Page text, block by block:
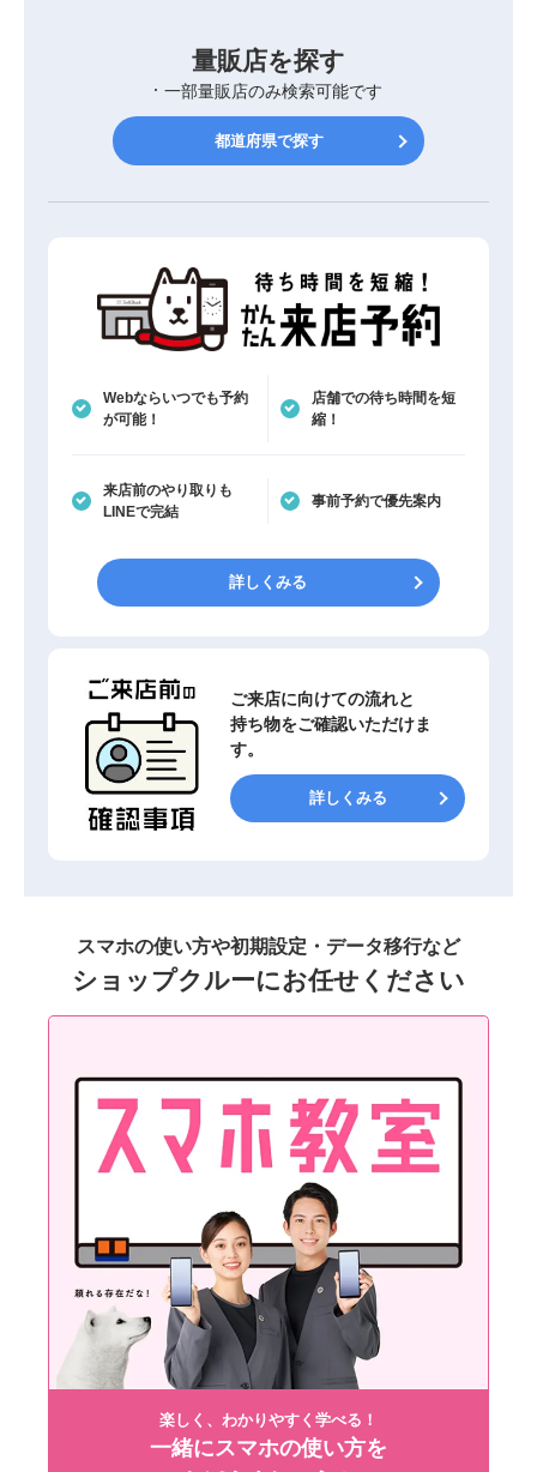
量販店を探す
一部量販店のみ検索可能です
都道府県で探す
Webならいつでも予約
が可能！
店舗での待ち時間を短
縮！
来店前のやり取りも
LINEで完結
事前予約で優先案内
詳しくみる
ご来店に向けての流れと
持ち物をご確認いただけま
す。
詳しくみる
スマホの使い方や初期設定・データ移行など
ショップクルーにお任せください
楽しく、わかりやすく学べる！
一緒にスマホの使い方を